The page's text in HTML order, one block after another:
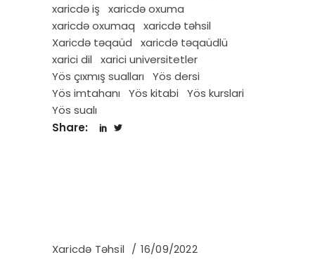
xaricdə iş
xaricdə oxuma
xaricdə oxumaq
xaricdə təhsil
Xaricdə təqaüd
xaricdə təqaüdlü
xarici dil
xarici universitetler
Yös çıxmış sualları
Yös dersi
Yös imtahanı
Yös kitabi
Yös kurslari
Yös sualı
Share:
Xaricdə Təhsil 16/09/2022